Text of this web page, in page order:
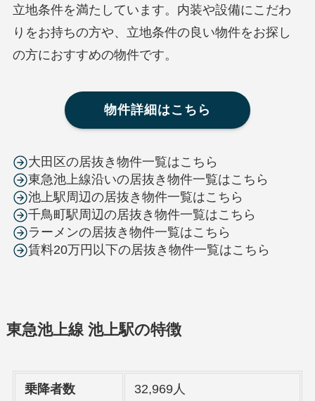
立地条件を満たしています。内装や設備にこだわ
りをお持ちの方や、立地条件の良い物件をお探し
の方におすすめの物件です。
物件詳細はこちら
大田区の居抜き物件一覧はこちら
東急池上線沿いの居抜き物件一覧はこちら
池上駅周辺の居抜き物件一覧はこちら
千鳥町駅周辺の居抜き物件一覧はこちら
ラーメンの居抜き物件一覧はこちら
賃料20万円以下の居抜き物件一覧はこちら
東急池上線 池上駅の特徴
乗降者数 32,969人